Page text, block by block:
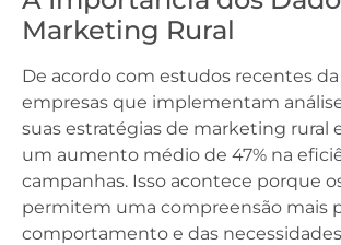
Marketing Rural
De acordo com estudos recentes da
empresas que implementam
suas estratégias de marketing rural
um aumento médio de 47% na
campanhas. Isso acontece porque
permitem uma compreensão mais
comportamento e das